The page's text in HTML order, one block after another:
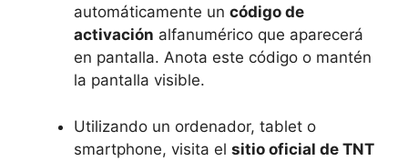
automáticamente un código de
activación alfanumérico que aparecerá
en pantalla. Anota este código o mantén
la pantalla visible.
Utilizando un ordenador, tablet o
smartphone, visita el sitio oficial de TNT